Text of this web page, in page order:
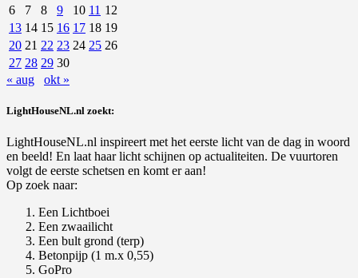
6
7 8 9 10 11 12
13 14 15 16 17 18 19
20 21 22 23 24 25 26
27 28 29 30
« aug
okt »
LightHouseNL.nl zoekt:
LightHouseNL.nl inspireert met het eerste licht van de dag in woord
en beeld! En laat haar licht schijnen op actualiteiten. De vuurtoren
volgt de eerste schetsen en komt er aan!
Op zoek naar:
Een Lichtboei
Een zwaailicht
Een bult grond (terp)
Betonpijp (1 m.x 0,55)
GoPro